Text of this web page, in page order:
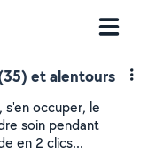
et alentours
s'en occuper, le
soin pendant
en 2 clics...